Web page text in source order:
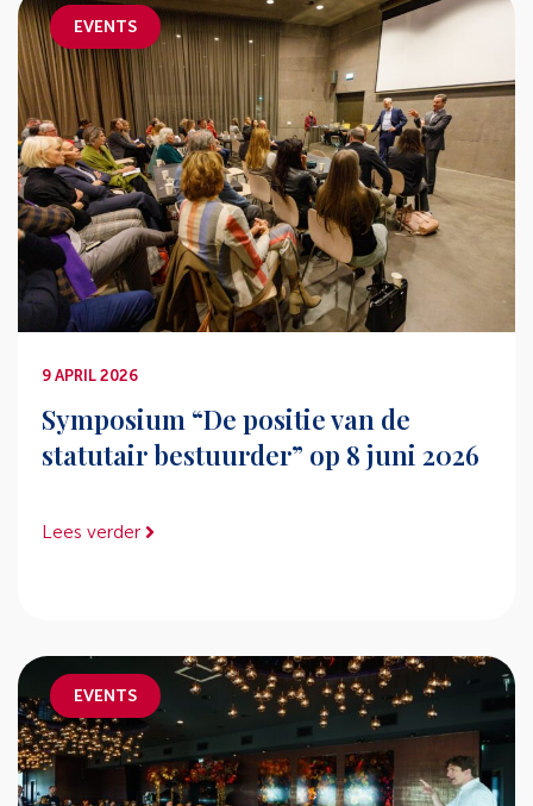
EVENTS
9 APRIL 2026
Symposium “De positie van de
statutair bestuurder” op 8 juni 2026
Lees verder
EVENTS